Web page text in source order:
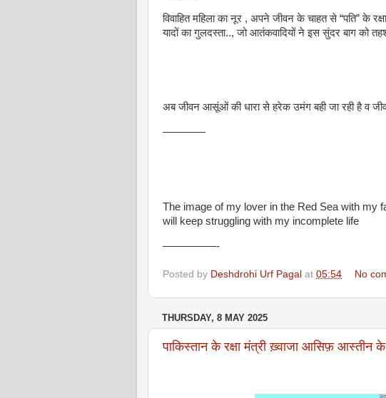
विवाहित महिला का नूर , अपने जीवन के चाहत से “पति” के
यादों का गुलदस्ता.., जो आतंकवादियों ने इस सुंदर बाग को
अब जीवन आसूंओं की धारा से हरेक उमंग बही जा रही है व
————
The image of my lover in the Red Sea with my
will keep struggling with my incomplete life
—————-
Posted by Deshdrohi Urf Pagal at 05:54 No
THURSDAY, 8 MAY 2025
पाकिस्तान के रक्षा मंत्री ख़्वाजा आसिफ़ आस्तीन